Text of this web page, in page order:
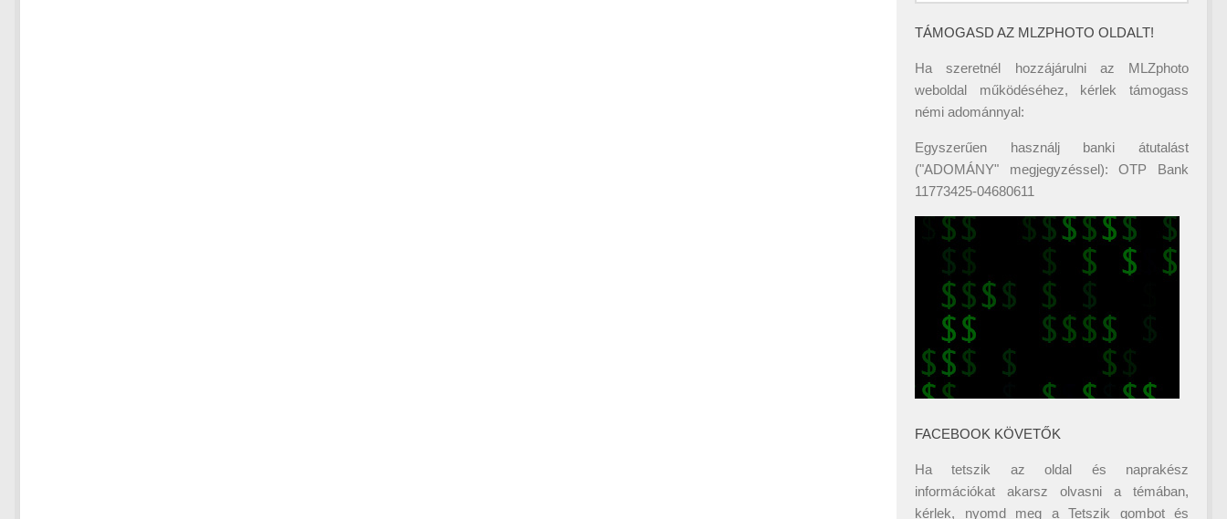
TÁMOGASD AZ MLZPHOTO OLDALT!
Ha szeretnél hozzájárulni az MLZphoto
weboldal működéséhez, kérlek támogass
némi adománnyal:
Egyszerűen használj banki átutalást
("ADOMÁNY" megjegyzéssel): OTP Bank
11773425-04680611
FACEBOOK KÖVETŐK
Ha tetszik az oldal és naprakész
információkat akarsz olvasni a témában,
kérlek, nyomd meg a Tetszik gombot és